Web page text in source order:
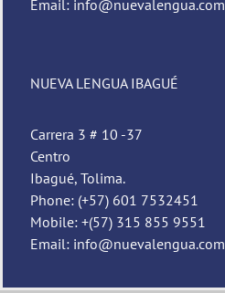
Email: info@nuevalengua.com
NUEVA LENGUA IBAGUÉ
Carrera 3 # 10 -37
Centro
Ibagué, Tolima.
Phone: (+57) 601 7532451
Mobile: +(57) 315 855 9551
Email: info@nuevalengua.com